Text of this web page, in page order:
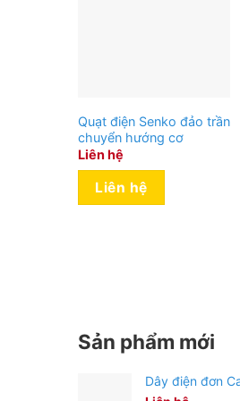
Quạt điện Senko đảo trần
chuyển hướng cơ
Liên hệ
Liên hệ
Sản phẩm mới
Dây điện đơn